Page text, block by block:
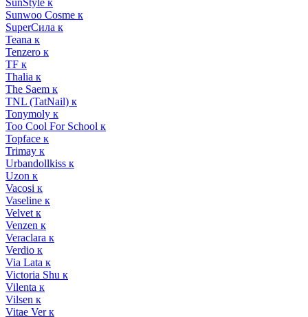
SunStyle к
Sunwoo Cosme к
SuperСила к
Teana к
Tenzero к
TF к
Thalia к
The Saem к
TNL (TatNail) к
Tonymoly к
Too Cool For School к
Topface к
Trimay к
Urbandollkiss к
Uzon к
Vacosi к
Vaseline к
Velvet к
Venzen к
Veraclara к
Verdio к
Via Lata к
Victoria Shu к
Vilenta к
Vilsen к
Vitae Ver к